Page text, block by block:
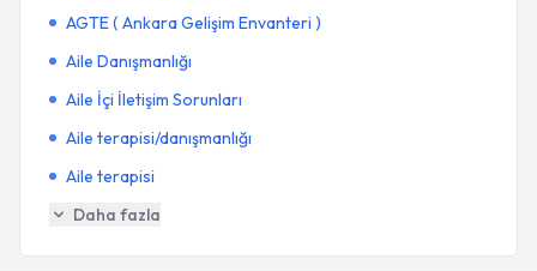
AGTE ( Ankara Gelişim Envanteri )
Aile Danışmanlığı
Aile İçi İletişim Sorunları
Aile terapisi/danışmanlığı
Aile terapisi
Daha fazla